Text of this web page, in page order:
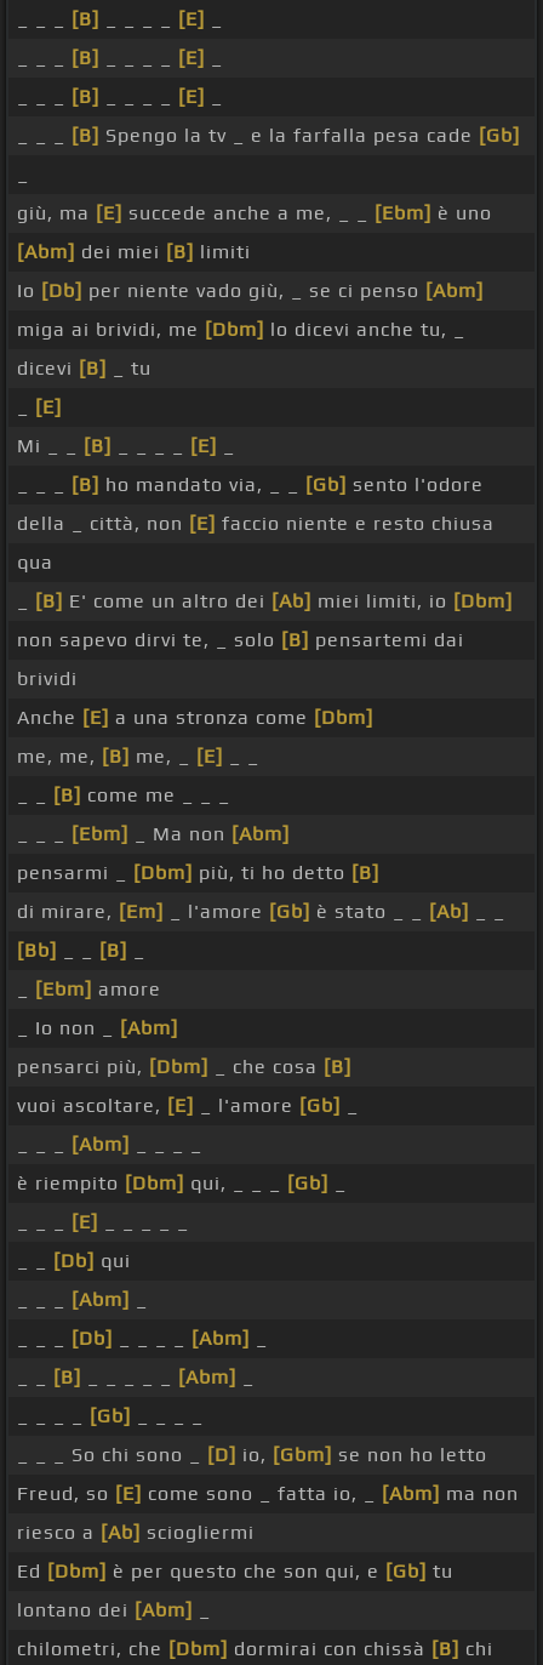
[B] [E]
[B] [E]
[B] [E]
[B] Spengo la tv _ e la farfalla pesa cade [Gb]
giù, ma [E] succede anche a me, _ _ [Ebm] è uno
[Abm] dei miei [B] limiti
Io [Db] per niente vado giù, _ se ci penso [Abm]
miga ai brividi, me [Dbm] lo dicevi anche tu, _
dicevi [B]
_ tu
[E]
Mi _ _
[B] [E]
[B] ho mandato via, _ _ [Gb] sento l'odore
della _ città, non [E] faccio niente e resto chiusa
qua
[B] E' come un altro dei [Ab] miei limiti, io [Dbm]
non sapevo dirvi te, _ solo [B] pensartemi dai
brividi
Anche [E] a una stronza come [Dbm]
me, me, [B] me, _ [E]
[B] come me _ _ _
[Ebm] _ Ma non [Abm]
pensarmi _
[Dbm] più, ti ho detto [B]
di mirare, [Em] _ l'amore [Gb] è stato _ _ [Ab]
[Bb]
[B]
[Ebm] amore
_ Io non _
[Abm]
pensarci più, [Dbm] _ che cosa [B]
vuoi ascoltare, [E] _ l'amore [Gb]
[Abm]
è riempito [Dbm] qui, _ _ _ [Gb]
[E]
[Db] qui
[Abm]
[Db] [Abm]
[B] [Abm]
[Gb]
_ _ _ So chi sono _
[D] io, [Gbm] se non ho letto
Freud, so [E] come sono _ fatta io, _ [Abm] ma non
riesco a [Ab] sciogliermi
Ed [Dbm] è per questo che son qui, e [Gb] tu
lontano dei [Abm]
chilometri, che [Dbm] dormirai con chissà [B] chi